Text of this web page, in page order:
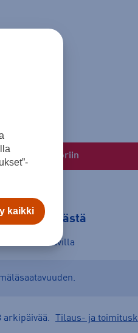
Lisää ostoskoriin
myymälästä
Saatavilla
arkipäivää. Tilaus- ja
kaikki